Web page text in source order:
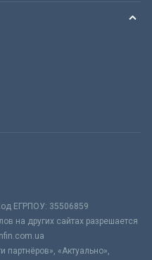
ЕГРПОУ: 35506859
на других сайтах разрешается
«Актуально»,